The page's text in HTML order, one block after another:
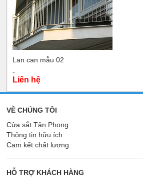
Lan can mẫu 02
Liên hệ
VỀ CHÚNG TÔI
Cửa sắt Tân Phong
Thông tin hữu ích
Cam kết chất lượng
HỖ TRỢ KHÁCH HÀNG